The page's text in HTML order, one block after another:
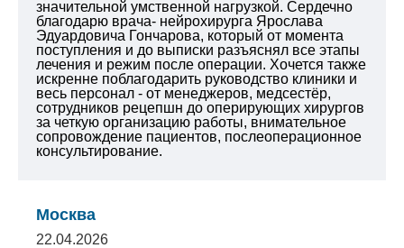
значительной умственной нагрузкой. Сердечно
благодарю врача- нейрохирурга Ярослава
Эдуардовича Гончарова, который от момента
поступления и до выписки разъяснял все этапы
лечения и режим после операции. Хочется также
искренне поблагодарить руководство клиники и
весь персонал - от менеджеров, медсестёр,
сотрудников рецепшн до оперирующих хирургов
за четкую организацию работы, внимательное
сопровождение пациентов, послеоперационное
консультирование.
Москва
22.04.2026